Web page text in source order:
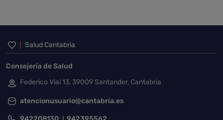
Inicio del pie de página
Salud Cantabria
Consejería de Salud
Federico Vial 13, 39009 Santander, Cantabria
atencionusuario@cantabria.es